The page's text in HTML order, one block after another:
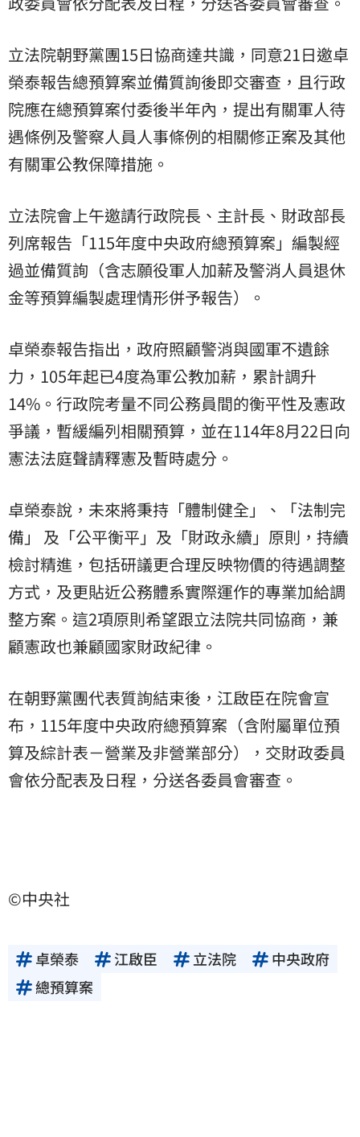
立法院朝野黨團15日協商達共識，同意21日邀卓
榮泰報告總預算案並備質詢後即交審查，且行政
院應在總預算案付委後半年內，提出有關軍人待
遇條例及警察人員人事條例的相關修正案及其他
有關軍公教保障措施。
立法院會上午邀請行政院長、主計長、財政部長
列席報告「115年度中央政府總預算案」編製經
過並備質詢（含志願役軍人加薪及警消人員退休
金等預算編製處理情形併予報告）。
卓榮泰報告指出，政府照顧警消與國軍不遺餘
力，105年起已4度為軍公教加薪，累計調升
14%。行政院考量不同公務員間的衡平性及憲政
爭議，暫緩編列相關預算，並在114年8月22日向
憲法法庭聲請釋憲及暫時處分。
卓榮泰說，未來將秉持「體制健全」、「法制完
備」 及「公平衡平」及「財政永續」原則，持續
檢討精進，包括研議更合理反映物價的待遇調整
方式，及更貼近公務體系實際運作的專業加給調
整方案。這2項原則希望跟立法院共同協商，兼
顧憲政也兼顧國家財政紀律。
在朝野黨團代表質詢結束後，江啟臣在院會宣
布，115年度中央政府總預算案（含附屬單位預
算及綜計表－營業及非營業部分），交財政委員
會依分配表及日程，分送各委員會審查。
©中央社
卓榮泰 江啟臣 立法院
中央政府
總預算案